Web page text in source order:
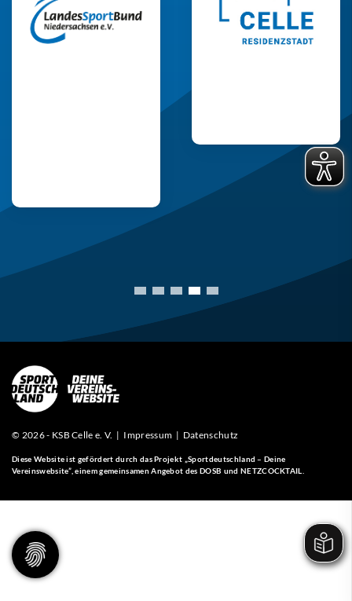
© 2026 - KSB Celle e. V. | Impressum | Datenschutz
Diese Website ist gefördert durch das Projekt „Sportdeutschland – Deine
Vereinswebsite”, einem gemeinsamen Angebot des DOSB und NETZCOCKTAIL.